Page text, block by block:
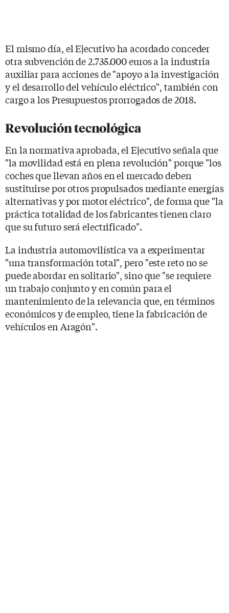
El mismo día, el Ejecutivo ha acordado conceder
otra subvención de 2.735.000 euros a la industria
auxiliar para acciones de "apoyo a la investigación
y el desarrollo del vehículo eléctrico", también con
cargo a los Presupuestos prorrogados de 2018.
Revolución tecnológica
En la normativa aprobada, el Ejecutivo señala que
"la movilidad está en plena revolución" porque "los
coches que llevan años en el mercado deben
sustituirse por otros propulsados mediante energías
alternativas y por motor eléctrico", de forma que "la
práctica totalidad de los fabricantes tienen claro
que su futuro será electrificado".
La industria automovilística va a experimentar
"una transformación total", pero "este reto no se
puede abordar en solitario", sino que "se requiere
un trabajo conjunto y en común para el
mantenimiento de la relevancia que, en términos
económicos y de empleo, tiene la fabricación de
vehículos en Aragón".